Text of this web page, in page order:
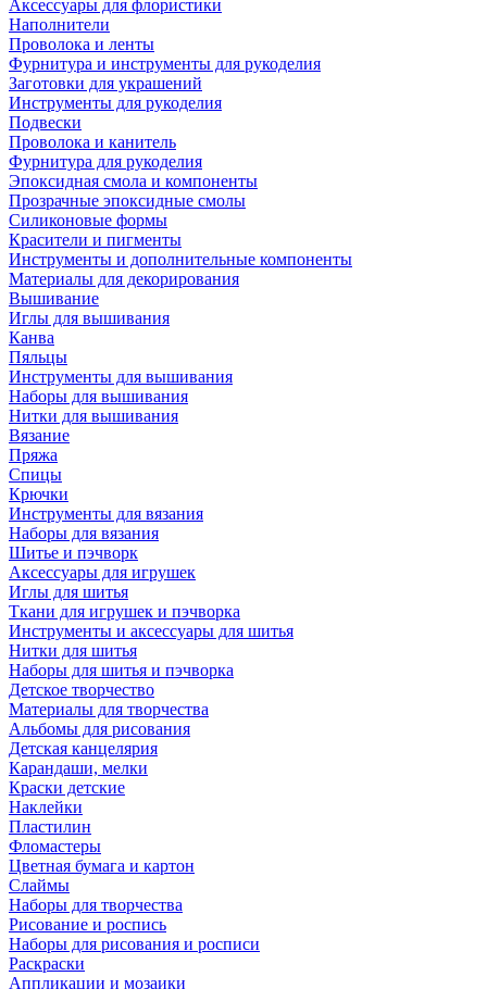
Аксессуары для флористики
Наполнители
Проволока и ленты
Фурнитура и инструменты для рукоделия
Заготовки для украшений
Инструменты для рукоделия
Подвески
Проволока и канитель
Фурнитура для рукоделия
Эпоксидная смола и компоненты
Прозрачные эпоксидные смолы
Силиконовые формы
Красители и пигменты
Инструменты и дополнительные компоненты
Материалы для декорирования
Вышивание
Иглы для вышивания
Канва
Пяльцы
Инструменты для вышивания
Наборы для вышивания
Нитки для вышивания
Вязание
Пряжа
Спицы
Крючки
Инструменты для вязания
Наборы для вязания
Шитье и пэчворк
Аксессуары для игрушек
Иглы для шитья
Ткани для игрушек и пэчворка
Инструменты и аксессуары для шитья
Нитки для шитья
Наборы для шитья и пэчворка
Детское творчество
Материалы для творчества
Альбомы для рисования
Детская канцелярия
Карандаши, мелки
Краски детские
Наклейки
Пластилин
Фломастеры
Цветная бумага и картон
Слаймы
Наборы для творчества
Рисование и роспись
Наборы для рисования и росписи
Раскраски
Аппликации и мозаики